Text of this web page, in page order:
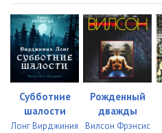
Подумай дважды_Глава_025
Подумай дважды_Глава_026
Подумай дважды_Глава_027
Подумай дважды_Глава_028
Субботние
шалости
Лонг Вирджиния
Рожденный
дважды
Вилсон Фрэнсис